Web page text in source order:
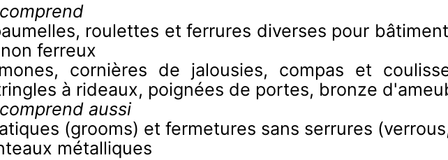
roulettes et ferrures diverses pour
ferreux
cornières de jalousies, compas et
à rideaux, poignées de portes, bronze
aussi
(grooms) et fermetures sans serrures
métalliques